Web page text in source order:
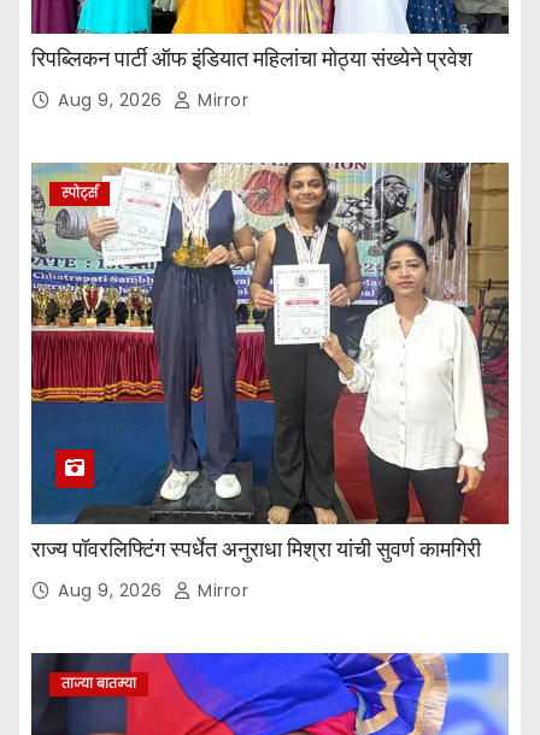
रिपब्लिकन पार्टी ऑफ इंडियात महिलांचा मोठ्या संख्येने प्रवेश
Aug 9, 2026 Mirror
स्पोर्ट्स
राज्य पॉवरलिफ्टिंग स्पर्धेत अनुराधा मिश्रा यांची सुवर्ण कामगिरी
Aug 9, 2026 Mirror
ताज्या बातम्या